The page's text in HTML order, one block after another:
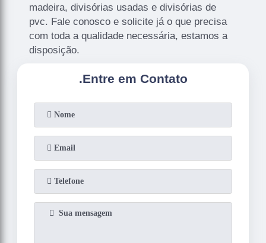
madeira, divisórias usadas e divisórias de
pvc. Fale conosco e solicite já o que precisa
com toda a qualidade necessária, estamos a
disposição.
.Entre em Contato